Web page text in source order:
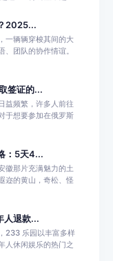
2025...
一辆辆穿梭其间的大
、团队的协作情谊。
签证的...
益频繁，许多人前往
于想要参加在俄罗斯
：5天4...
徽那片充满魅力的土
迩的黄山，奇松、怪
人退款...
233 乐园以丰富多样
人休闲娱乐的热门之